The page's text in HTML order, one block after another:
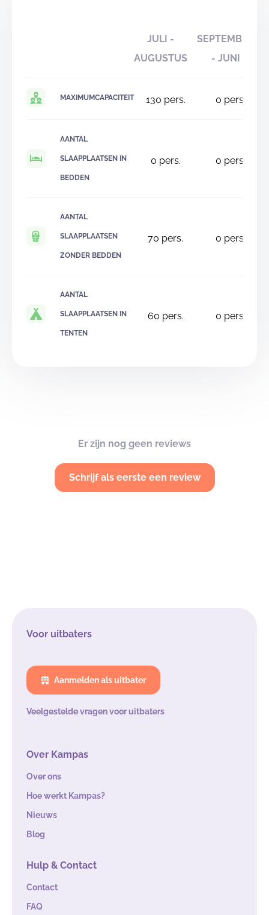
JULI -
AUGUSTUS
SEPTEMBER
- JUNI
MAXIMUMCAPACITEIT 130 pers. 0 pers.
AANTAL
SLAAPPLAATSEN IN
BEDDEN
0 pers. 0 pers.
AANTAL
SLAAPPLAATSEN
ZONDER BEDDEN
70 pers. 0 pers.
AANTAL
SLAAPPLAATSEN IN
TENTEN
60 pers. 0 pers.
Er zijn nog geen reviews
Schrijf als eerste een review
Voor uitbaters
Aanmelden als uitbater
Veelgestelde vragen voor uitbaters
Over Kampas
Over ons
Hoe werkt Kampas?
Nieuws
Blog
Hulp & Contact
Contact
FAQ